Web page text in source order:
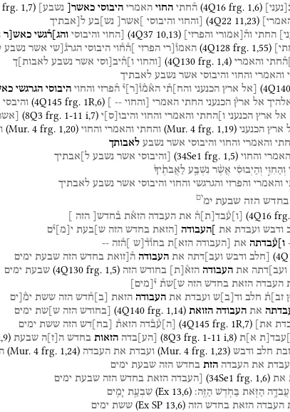
נעני (4Q16 frg. 1,6) ה֯חתי החוי האמרי היבוסי כאשר[ נשבע] frg. 1,7)
(4Q22 11,23) [והחוי והיבוסי ]אשר[ נש]בע ל[אבתיך
החתי וה֯[אמורי והפרזי] (4Q37 10,13) [החוי והיבוסי והג]ר֯גשי כאש[ר
(4Q128 frg. 1,55) האמו֯[רי הפרזי ]ה֯ח֯וי היבוסי הגרג֯[שי אשר נשבע
והאמרי (4Q130 frg. 1,4) [והחוי ו]ה֯יב[וסי אשר נשבע לאבות]ך
והאמרי והחוי והיבוסי אשר נשבע לאבתיך
(4Q140 [אל ארץ הכנעני והח]ת֯י הא֯מ֯ו֯ ר י֯ ה֯פרזי והחוי היבוסי הגרגשי
אל ארץ֯ הכנעני החתי האמרי [והחוי --
(4Q145 frg. 1R,6) והיבסי
אל ארץ הכנעני ו]החתי והאמרי והחוי והיבו ס י (8Q3 frg. 1-11 i,7)
ארץ הכנעני (Mur. 4 frg. 1,19) והחתי והאמרי והחוי (Mur. 4 frg. 1,20)
והאמרי והחוי והיבוסי אשר נשבע לאבותך
והחוי (34Se1 frg. 1,5) [והיבוסי אשר נשבע ל]אבתיך
וְהַחִוִּ֣י וְהַיְבוּסִ֗י אֲשֶׁ֨ר נִשְׁבַּ֤ע לַאֲבֹתֶ֙יךָ֙
והאמרי והפרזי והגרגשי והחוי והיבוסי אשר נשבע לאבתיך
בחדש הזה שבעת ימים
(4Q16 ו ע֯בד ת ה֯ את העבדה הזא֯ת ב֯חדש[ הזה
ודבש ועבדת את ]העבודה [הזאת בחדש הזה ש]בעת י מ י֯ם
ו]ע֯בדתה את [העבודה הזא]ת בחו֯ד֯[ש ]ה֯זה --
( [חלב ודבש ועב]דתה את העבודה ה֯[זואת בחדש הזה שבעת ימים
ועב]דתה את העבודה הזא֯ ת בחודש הזה (4Q130 frg. 1,5) שבעת ימים
העבדה הזאת בחדש הזה ש]שת֯ י֯ מים
זב]ת֯ חלב וד ב ש ועבדת את העבודה הזאת ב ח֯דש הזה ששת ימ֯[ים
את העבודה הזואת (4Q140 frg. 1,14) [בחודש הזה ש]שת ימים
את] (4Q145 frg. 1R,7) ה ע֯ב֯דה הזאת֯ בח דש הזה ששת ימים
א]ת (8Q3 frg. 1-11 i,8) הע בדה הזאות בחדש ה ז ה שבעת ,9)
זבת חלב ודבש (Mur. 4 frg. 1,23) ועבדת את העבדה (Mur. 4 frg. 1,24)
את העבדה הזת בחדש הזה שבעת ימים
את (34Se1 frg. 1,6) [העבדה הזאת בחדש הזה שבעת ימים
הַזֹּ֖את בַּחֹ֥דֶשׁ הַזֶּֽה׃ (Ex 13,6) שִׁבְעַ֥ת יָמִ֖ים
העבדה הזאת בחדש הזה (Ex SP 13,6) ששת ימים